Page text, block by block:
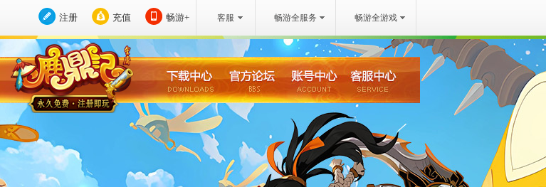
注册 充值 畅游+ 客服 畅游全服务 畅游全游戏